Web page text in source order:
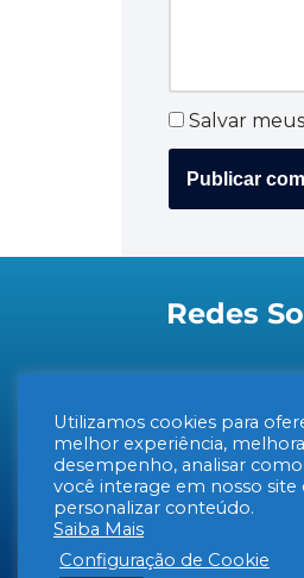
Salvar
Redes
Utilizamos cookies para
melhor experiência,
desempenho, analisar como
você interage em nosso site
personalizar conteúdo.
Saiba Mais
Configuração de Cookie